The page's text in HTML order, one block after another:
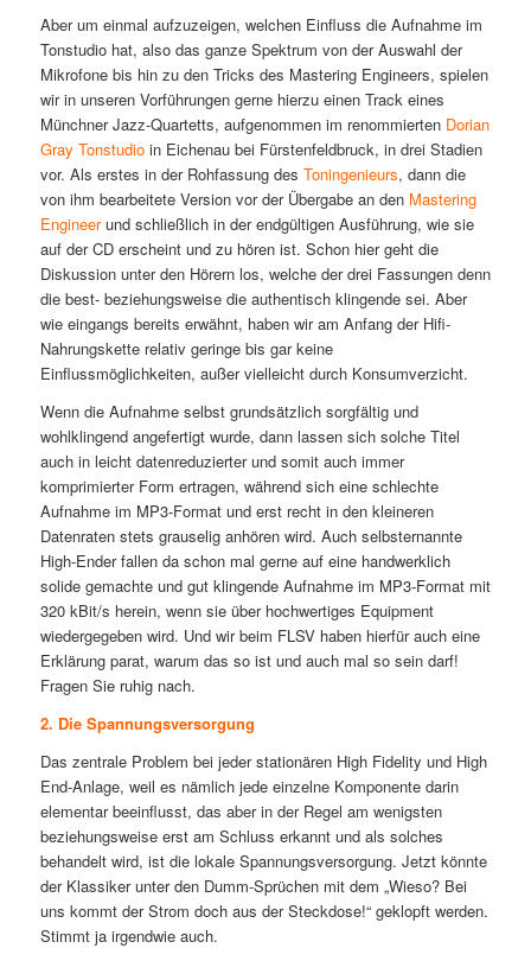
Aber um einmal aufzuzeigen, welchen Einfluss die Aufnahme im
Tonstudio hat, also das ganze Spektrum von der Auswahl der
Mikrofone bis hin zu den Tricks des Mastering Engineers, spielen
wir in unseren Vorführungen gerne hierzu einen Track eines
Münchner Jazz-Quartetts, aufgenommen im renommierten Dorian
Gray Tonstudioin Eichenau bei Fürstenfeldbruck, in drei Stadien
vor. Als erstes in der Rohfassung des Toningenieurs, dann die
von ihm bearbeitete Version vor der Übergabe an den Mastering
Engineerund schließlich in der endgültigen Ausführung, wie sie
auf der CD erscheint und zu hören ist. Schon hier geht die
Diskussion unter den Hörern los, welche der drei Fassungen denn
die best- beziehungsweise die authentisch klingende sei. Aber
wie eingangs bereits erwähnt, haben wir am Anfang der Hifi-
Nahrungskette relativ geringe bis gar keine
Einflussmöglichkeiten, außer vielleicht durch Konsumverzicht.
Wenn die Aufnahme selbst grundsätzlich sorgfältig und
wohlklingend angefertigt wurde, dann lassen sich solche Titel
auch in leicht datenreduzierter und somit auch immer
komprimierter Form ertragen, während sich eine schlechte
Aufnahme im MP3-Format und erst recht in den kleineren
Datenraten stets grauselig anhören wird. Auch selbsternannte
High-Ender fallen da schon mal gerne auf eine handwerklich
solide gemachte und gut klingende Aufnahme im MP3-Format mit
320 kBit/s herein, wenn sie über hochwertiges Equipment
wiedergegeben wird. Und wir beim FLSV haben hierfür auch eine
Erklärung parat, warum das so ist und auch mal so sein darf!
Fragen Sie ruhig nach.
2. Die Spannungsversorgung
Das zentrale Problem bei jeder stationären High Fidelity und High
End-Anlage, weil es nämlich jede einzelne Komponente darin
elementar beeinflusst, das aber in der Regel am wenigsten
beziehungsweise erst am Schluss erkannt und als solches
behandelt wird, ist die lokale Spannungsversorgung. Jetzt könnte
der Klassiker unter den Dumm-Sprüchen mit dem „Wieso? Bei
uns kommt der Strom doch aus der Steckdose!“ geklopft werden.
Stimmt ja irgendwie auch.